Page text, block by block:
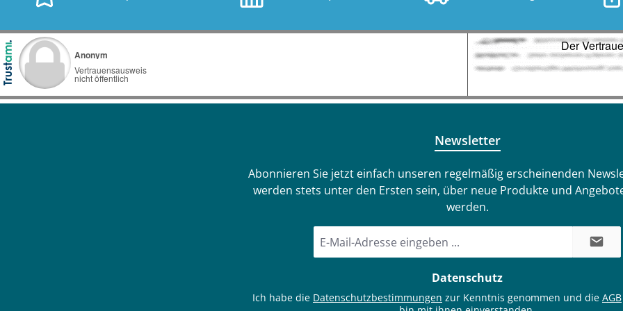
bestellt werden. Die Vorteile auf
passt für jede handelsübliche
Leiter bei geschlossener
Überdachung durchschnittlich
5°C wärmeres WasserPreiswerte
Alternative zum Abdecken Ihres
per USB-Kabel
Beleuchtung, Die No(t)mad
spendet überall dort
Der Fuß haftet nämlich
Kein Problem. Im
Gegenplatte. Mit
Sie den Scheinwerfer
Holzpools befestigen.
die Gegenplatte einfach
Poolaußenseite
Scheinwerfer. Schon ist
Poolbeleuchtung
Newsletter
Abonnieren Sie jetzt einfach unseren regelmäßig erscheinenden
werden stets unter den Ersten sein, über neue Produkte und
werden.
Mail-
Datenschutz
Ich habe die Datenschutzbestimmungen zur Kenntnis genommen und die AGB